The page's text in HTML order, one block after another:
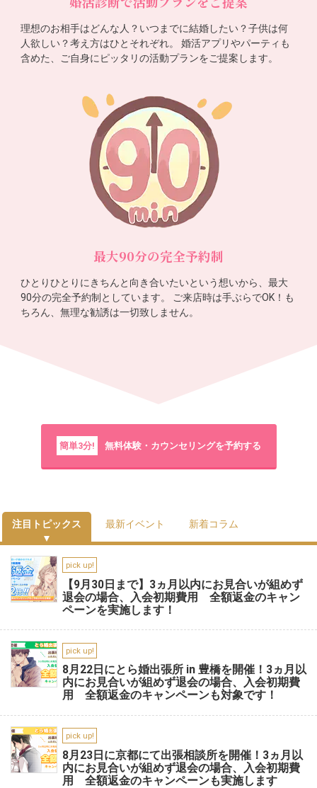
理想のお相手はどんな人？いつまでに結婚したい？子供は何
人欲しい？考え方はひとそれぞれ。 婚活アプリやパーティも
含めた、ご自身にピッタリの活動プランをご提案します。
最大90分の完全予約制
ひとりひとりにきちんと向き合いたいという想いから、最大
90分の完全予約制としています。 ご来店時は手ぶらでOK！も
ちろん、無理な勧誘は一切致しません。
簡単3分! 無料体験・カウンセリングを予約する
注目トピックス 最新イベント 新着コラム
pick up!
【9月30日まで】3ヵ月以内にお見合いが組めず
退会の場合、入会初期費用 全額返金のキャン
ペーンを実施します！
pick up!
8月22日にとら婚出張所 in 豊橋を開催！3ヵ月以
内にお見合いが組めず退会の場合、入会初期費
用 全額返金のキャンペーンも対象です！
pick up!
8月23日に京都にて出張相談所を開催！3ヵ月以
内にお見合いが組めず退会の場合、入会初期費
用 全額返金のキャンペーンも実施します